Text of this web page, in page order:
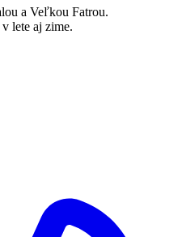
a Veľkou Fatrou.
lete aj zime.